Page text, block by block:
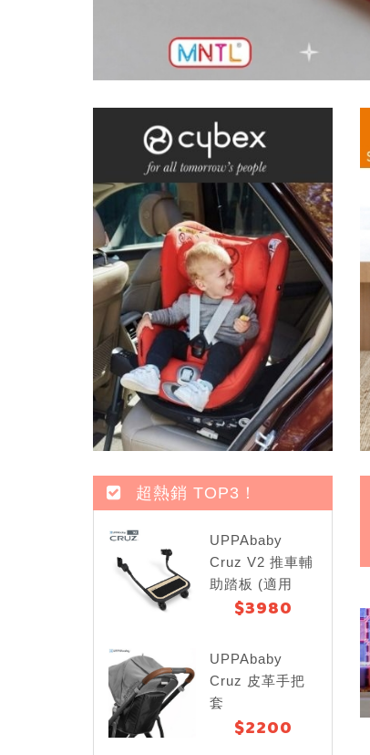
超熱銷 TOP3！
UPPAbaby
Cruz V2 推車輔
助踏板 (適用
Cruz V2)
$3980
UPPAbaby
Cruz 皮革手把
套
$2200